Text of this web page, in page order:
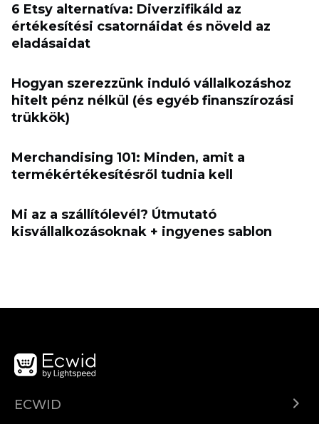
6 Etsy alternatíva: Diverzifikáld az
értékesítési csatornáidat és növeld az
eladásaidat
Hogyan szerezzünk induló vállalkozáshoz
hitelt pénz nélkül (és egyéb finanszírozási
trükkök)
Merchandising 101: Minden, amit a
termékértékesítésről tudnia kell
Mi az a szállítólevél? Útmutató
kisvállalkozásoknak + ingyenes sablon
ECWID